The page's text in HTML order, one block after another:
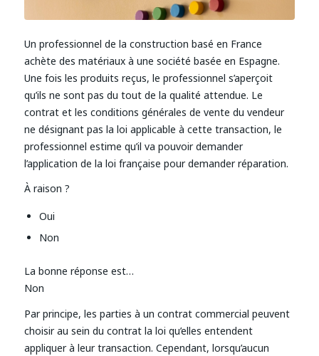
Un professionnel de la construction basé en France
achète des matériaux à une société basée en Espagne.
Une fois les produits reçus, le professionnel s’aperçoit
qu’ils ne sont pas du tout de la qualité attendue. Le
contrat et les conditions générales de vente du vendeur
ne désignant pas la loi applicable à cette transaction, le
professionnel estime qu’il va pouvoir demander
l’application de la loi française pour demander réparation.
À raison ?
Oui
Non
La bonne réponse est…
Non
Par principe, les parties à un contrat commercial peuvent
choisir au sein du contrat la loi qu’elles entendent
appliquer à leur transaction. Cependant, lorsqu’aucun